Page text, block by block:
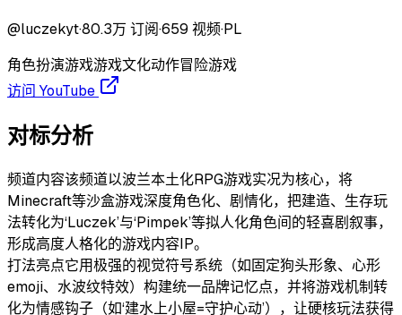
@luczekyt·80.3万 订阅·659 视频·PL
角色扮演游戏游戏文化动作冒险游戏
访问 YouTube
对标分析
频道内容该频道以波兰本土化RPG游戏实况为核心，将
Minecraft等沙盒游戏深度角色化、剧情化，把建造、生存玩
法转化为‘Luczek’与‘Pimpek’等拟人化角色间的轻喜剧叙事，
形成高度人格化的游戏内容IP。
打法亮点它用极强的视觉符号系统（如固定狗头形象、心形
emoji、水波纹特效）构建统一品牌记忆点，并将游戏机制转
化为情感钩子（如‘建水上小屋=守护心动’），让硬核玩法获得